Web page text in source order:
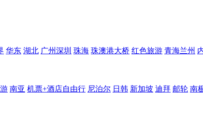
华东 湖北 广州深圳 珠海 珠澳港大桥 红色旅游 青海兰州
南亚 机票+酒店自由行 尼泊尔 日韩 新加坡 迪拜 邮轮 南